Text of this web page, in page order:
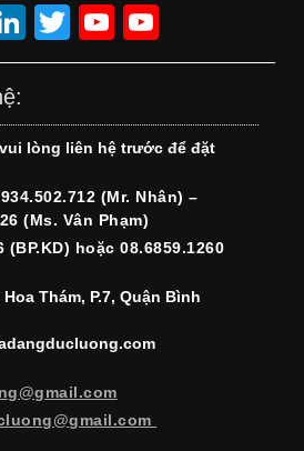
Li
n
e
dI
n
T
wi
er
Y
o
T
u
b
e
o
T
u
b
e
h
lòng liên hệ trước để đặt
(Mr. Nhân) –
(Ms. Vân Phạm)
(BP.KD) hoặc 08.6859.1260
Thám, P.7, Quận Bình